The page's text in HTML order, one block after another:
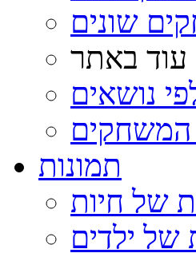
שונים
עוד באתר
נושאים
המשחקים
תמונות
של חיות
של ילדים